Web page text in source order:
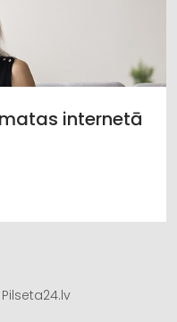
internetā
Pilseta24.lv